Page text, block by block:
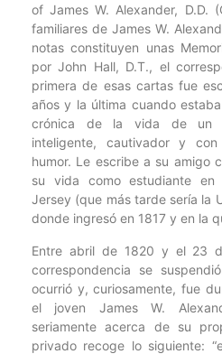
of James W. Alexander, D.D.
familiares de James W.
notas constituyen unas
por John Hall, D.T., el
primera de esas cartas fue
años y la última cuando
crónica de la vida de un
inteligente, cautivador y
humor. Le escribe a su amigo
su vida como estudiante
Jersey (que más tarde sería la
donde ingresó en 1817 y en la
Entre abril de 1820 y el 23
correspondencia se
ocurrió y, curiosamente, fue
el joven James W.
seriamente acerca de su
privado recoge lo siguiente: